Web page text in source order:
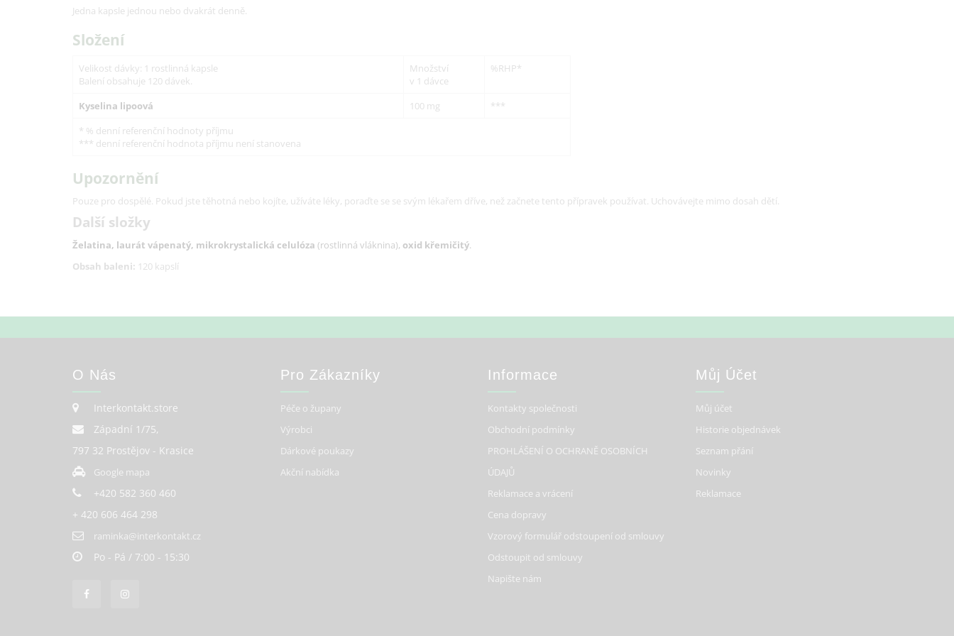
Jedna kapsle jednou nebo dvakrát denně.
Složení
Velikost dávky: 1 rostlinná kapsle
Balení obsahuje 120 dávek.
Množství
v 1 dávce
%RHP*
Kyselina lipoová 100 mg
***
* % denní referenční hodnoty příjmu
*** denní referenční hodnota příjmu není stanovena
Upozornění
Pouze pro dospělé. Pokud jste těhotná nebo kojíte, užíváte léky, poraďte se se svým lékařem dříve, než začnete tento přípravek používat. Uchovávejte mimo dosah dětí.
Další složky
Želatina, laurát vápenatý, mikrokrystalická celulóza (rostlinná vláknina), oxid křemičitý.
Obsah baleni: 120 kapslí
O Nás
Interkontakt.store
Západní 1/75,
797 32 Prostějov - Krasice
Google mapa
+420 582 360 460
+ 420 606 464 298
raminka@interkontakt.cz
Po - Pá / 7:00 - 15:30
Pro Zákazníky
Péče o župany
Výrobci
Dárkové poukazy
Akční nabídka
Informace
Kontakty společnosti
Obchodní podmínky
PROHLÁŠENÍ O OCHRANĚ OSOBNÍCH
ÚDAJŮ
Reklamace a vrácení
Cena dopravy
Vzorový formulář odstoupení od smlouvy
Odstoupit od smlouvy
Napište nám
Můj Účet
Můj účet
Historie objednávek
Seznam přání
Novinky
Reklamace